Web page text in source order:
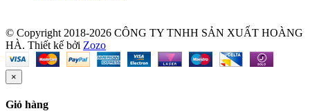
© Copyright 2018-2026 CÔNG TY TNHH SẢN XUẤT HOÀNG
HÀ. Thiết kế bởi Zozo
×
Giỏ hàng